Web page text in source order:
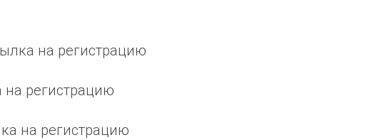
на регистрацию
на регистрацию
на регистрацию